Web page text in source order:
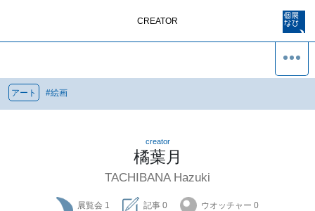
CREATOR
アート #絵画
creator
橘葉月
TACHIBANA Hazuki
展覧会 1 記事 0 ウオッチャー 0